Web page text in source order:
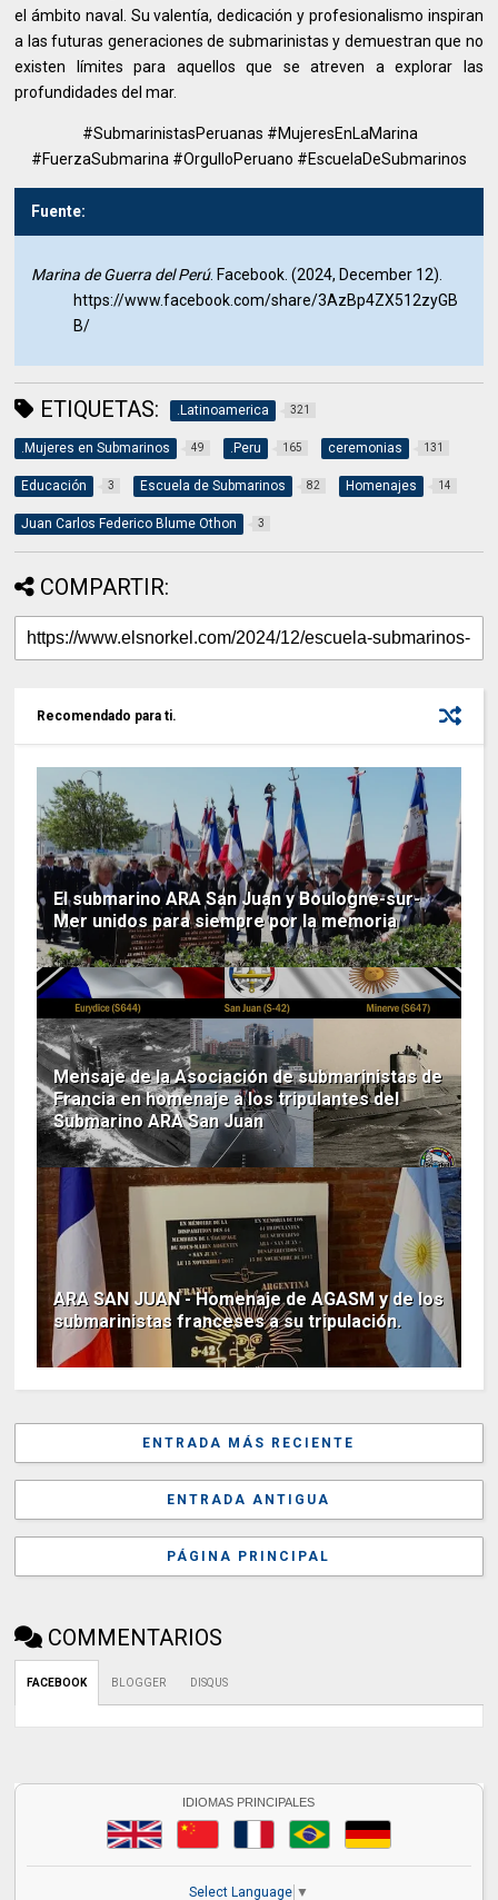
el ámbito naval. Su valentía, dedicación y profesionalismo inspiran
a las futuras generaciones de submarinistas y demuestran que no
existen límites para aquellos que se atreven a explorar las
profundidades del mar.
#SubmarinistasPeruanas #MujeresEnLaMarina
#FuerzaSubmarina #OrgulloPeruano #EscuelaDeSubmarinos
Fuente:
Marina de Guerra del Perú. Facebook. (2024, December 12).
https://www.facebook.com/share/3AzBp4ZX512zyGB
B/
ETIQUETAS: .Latinoamerica 321
.Mujeres en Submarinos 49 .Peru 165 ceremonias 131
Educación 3 Escuela de Submarinos 82 Homenajes 14
Juan Carlos Federico Blume Othon 3
COMPARTIR:
Recomendado para ti.
El submarino ARA San Juan y Boulogne-sur-
Mer unidos para siempre por la memoria
Mensaje de la Asociación de submarinistas de
Francia en homenaje a los tripulantes del
Submarino ARA San Juan
ARA SAN JUAN - Homenaje de AGASM y de los
submarinistas franceses a su tripulación.
ENTRADA MÁS RECIENTE
ENTRADA ANTIGUA
PÁGINA PRINCIPAL
COMMENTARIOS
FACEBOOK BLOGGER DISQUS
IDIOMAS PRINCIPALES
Select Language ▼